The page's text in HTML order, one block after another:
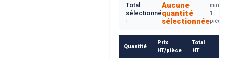
Total
sélectionné
:
Aucune
quantité
sélectionnée
min.
1
pièce
Quantité
Prix
HT/pièce
Total
HT